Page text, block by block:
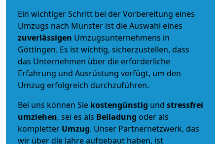
Ein wichtiger Schritt bei der Vorbereitung eines
Umzugs nach Münster ist die Auswahl eines
zuverlässigen Umzugsunternehmens in
Göttingen. Es ist wichtig, sicherzustellen, dass
das Unternehmen über die erforderliche
Erfahrung und Ausrüstung verfügt, um den
Umzug erfolgreich durchzuführen.
Bei uns können Sie kostengünstig und stressfrei
umziehen, sei es als Beiladung oder als
kompletter Umzug. Unser Partnernetzwerk, das
wir über die Jahre aufgebaut haben, ist